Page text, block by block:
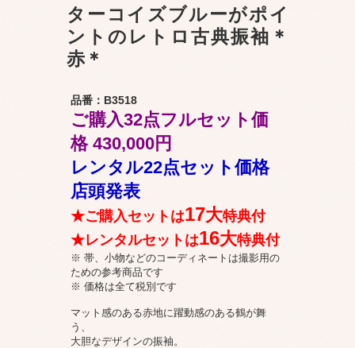
ターコイズブルーがポイ
ントのレトロ古典振袖＊
赤＊
品番：B3518
ご購入32点フルセット価
格 430,000円
レンタル22点セット価格
店頭発表
★ご購入セットは17大特典付
★レンタルセットは16大特典付
※ 帯、小物などのコーディネートは撮影用の
ための参考商品です
※ 価格は全て税別です
マット感のある赤地に躍動感のある鶴が舞
う、
大胆なデザインの振袖。